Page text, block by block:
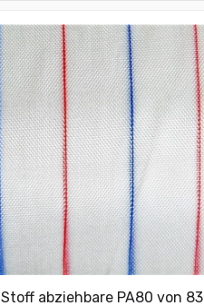
Stoff abziehbare PA80 von 83